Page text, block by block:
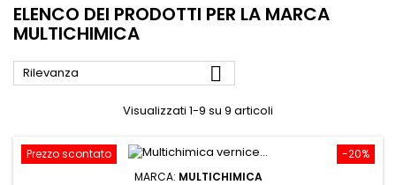
ELENCO DEI PRODOTTI PER LA MARCA
MULTICHIMICA
Rilevanza 
Visualizzati 1-9 su 9 articoli
-20%
Prezzo scontato
MARCA: MULTICHIMICA